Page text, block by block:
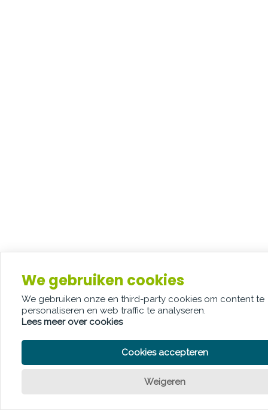
We gebruiken cookies
We gebruiken onze en third-party cookies om content te
personaliseren en web traffic te analyseren.
Lees meer over cookies
Cookies accepteren
Weigeren